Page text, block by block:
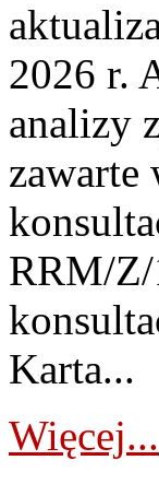
2026 r.
analizy
zawarte
RRM/Z/
Karta...
Więcej...